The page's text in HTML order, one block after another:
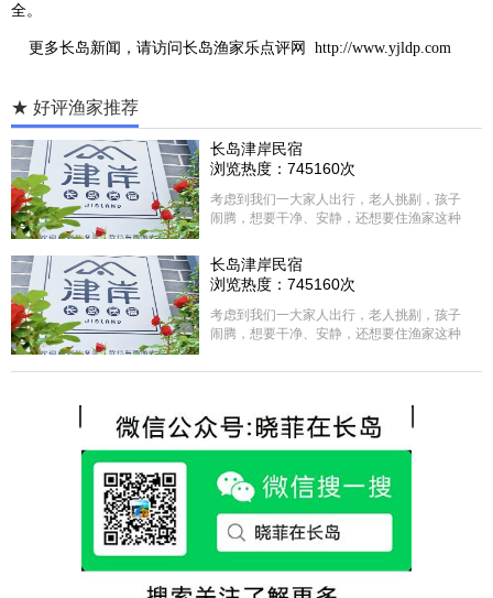
全。
更多长岛新闻 ，请访问长岛渔家乐点评网 http://www.yjldp.com
★ 好评渔家推荐
长岛津岸民宿
浏览热度：745160次
考虑到我们一大家人出行，老人挑剔，孩子
闹腾，想要干净、安静，还想要住渔家这种
选择津岸民宿，实际体验客房很干净，饭菜
方面家里老人也很满意，整体饭菜给搭配的
很好，每顿饭也不重样的，海鲜确实是非常
的新鲜呢，另外值得一提的是，他家的海菜
包子非常好吃。 其实长岛可选的酒店、民宿
各不相同，可以根据自己的喜好选择。非常
热情，能根据我提出的需求来安排房间，这
点很好。
长岛津岸民宿
浏览热度：745160次
考虑到我们一大家人出行，老人挑剔，孩子
闹腾，想要干净、安静，还想要住渔家这种
选择津岸民宿，实际体验客房很干净，饭菜
很好，每顿饭也不重样的，海鲜确实是非常
的新鲜呢，另外值得一提的是，他家的海菜
包子非常好吃。 其实长岛可选的酒店、民宿
各不相同，可以根据自己的喜好选择。非常
推荐津岸民宿，关键是老板娘晓菲很细心、
热情，能根据我提出的需求来安排房间，这
点很好。